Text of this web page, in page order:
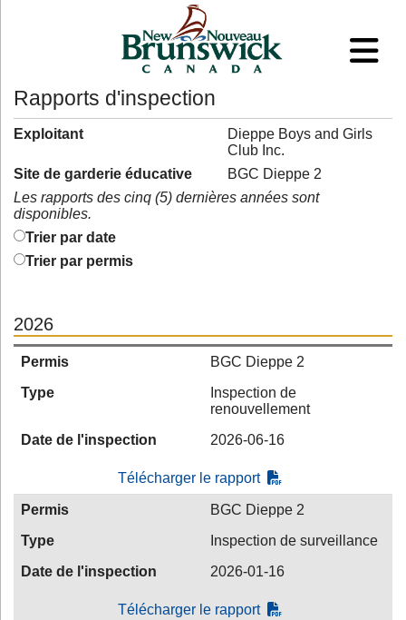
Rapports d'inspection
Exploitant
Dieppe Boys and Girls
Club Inc.
Site de garderie éducative
BGC Dieppe 2
Les rapports des cinq (5) dernières années sont
disponibles.
Trier par date
Trier par permis
2026
Permis
BGC Dieppe 2
Type
Inspection de
renouvellement
Date de l'inspection
2026-06-16
Télécharger le rapport
Permis
BGC Dieppe 2
Type
Inspection de surveillance
Date de l'inspection
2026-01-16
Télécharger le rapport